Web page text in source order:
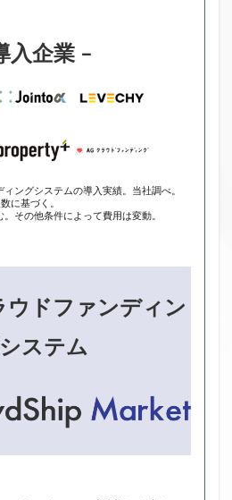
入企業 –
ングシステムの導入実績。当社調べ。
に基づく。
その他条件によって費用は変動。
ウドファンディン
ステム